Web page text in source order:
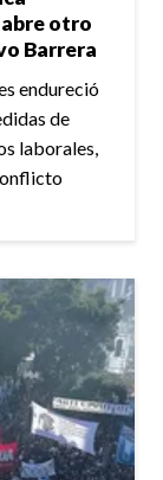
otro
Barrera
endureció
de
laborales,